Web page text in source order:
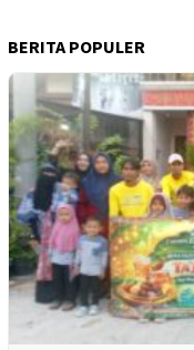
BERITA POPULER